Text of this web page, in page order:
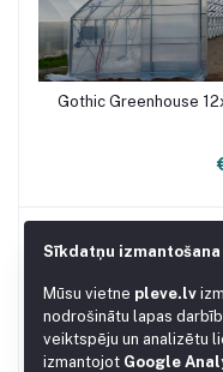
Gothic Greenhouse
Sīkdatņu izmantošana
Mūsu vietne pleve.lv
nodrošinātu lapas
veiktspēju un analizētu
izmantojot Google